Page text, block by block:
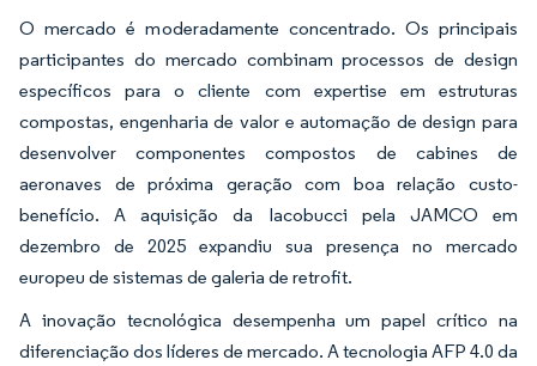
O mercado é moderadamente concentrado. Os principais
participantes do mercado combinam processos de design
específicos para o cliente com expertise em estruturas
compostas, engenharia de valor e automação de design para
desenvolver componentes compostos de cabines de
aeronaves de próxima geração com boa relação custo-
benefício. A aquisição da Iacobucci pela JAMCO em
dezembro de 2025 expandiu sua presença no mercado
europeu de sistemas de galeria de retrofit.
A inovação tecnológica desempenha um papel crítico na
diferenciação dos líderes de mercado. A tecnologia AFP 4.0 da